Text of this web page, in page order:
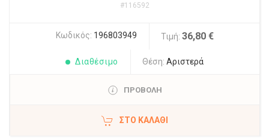
#116592
Κωδικός: 196803949 Τιμή: 36,80 €
Διαθέσιμο Θέση: Αριστερά
ΠΡΟΒΟΛΗ
ΣΤΟ ΚΑΛΆΘΙ